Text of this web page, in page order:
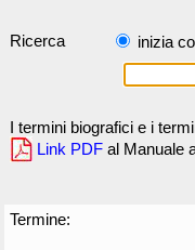
Ricerca inizia
I termini biografici e i
Link PDF al Manuale
Termine: